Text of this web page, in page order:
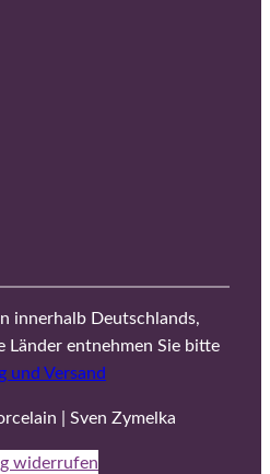
innerhalb Deutschlands,
Länder entnehmen Sie bitte
und Versand
| Sven Zymelka
widerrufen